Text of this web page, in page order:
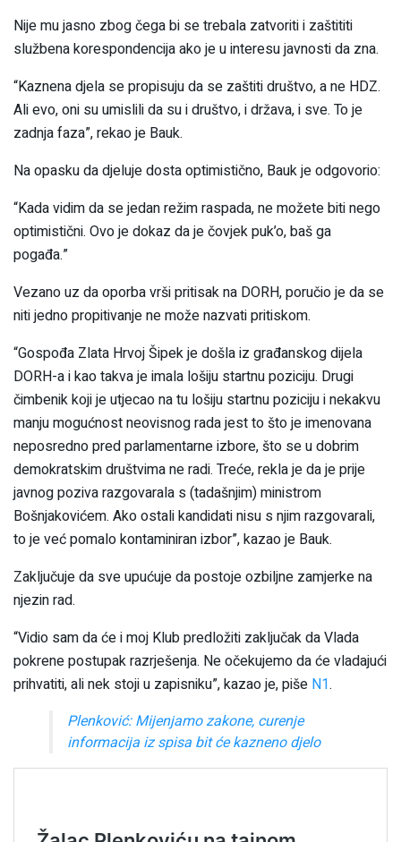
Nije mu jasno zbog čega bi se trebala zatvoriti i zaštititi
službena korespondencija ako je u interesu javnosti da zna.
“Kaznena djela se propisuju da se zaštiti društvo, a ne HDZ.
Ali evo, oni su umislili da su i društvo, i država, i sve. To je
zadnja faza”, rekao je Bauk.
Na opasku da djeluje dosta optimistično, Bauk je odgovorio:
“Kada vidim da se jedan režim raspada, ne možete biti nego
optimistični. Ovo je dokaz da je čovjek puk’o, baš ga
pogađa.”
Vezano uz da oporba vrši pritisak na DORH, poručio je da se
niti jedno propitivanje ne može nazvati pritiskom.
“Gospođa Zlata Hrvoj Šipek je došla iz građanskog dijela
DORH-a i kao takva je imala lošiju startnu poziciju. Drugi
čimbenik koji je utjecao na tu lošiju startnu poziciju i nekakvu
manju mogućnost neovisnog rada jest to što je imenovana
neposredno pred parlamentarne izbore, što se u dobrim
demokratskim društvima ne radi. Treće, rekla je da je prije
javnog poziva razgovarala s (tadašnjim) ministrom
Bošnjakovićem. Ako ostali kandidati nisu s njim razgovarali,
to je već pomalo kontaminiran izbor”, kazao je Bauk.
Zaključuje da sve upućuje da postoje ozbiljne zamjerke na
njezin rad.
“Vidio sam da će i moj Klub predložiti zaključak da Vlada
pokrene postupak razrješenja. Ne očekujemo da će vladajući
prihvatiti, ali nek stoji u zapisniku”, kazao je, piše N1.
Plenković: Mijenjamo zakone, curenje
informacija iz spisa bit će kazneno djelo